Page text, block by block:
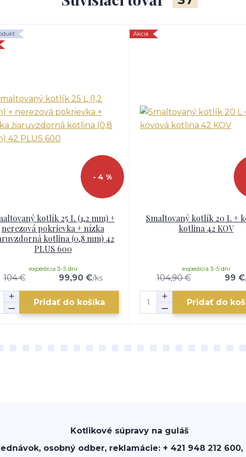
- 4 %
kotlík 25 L (1,2 mm) +
nerezová pokrievka + nízka
kotlina (0,8 mm) 42
PLUS 600
104 € 99,90 €/ks
expedícia 3-5 dní
Pridať do košíka
Akcia
Smaltovaný kotlík 20 L +
kotlina 42 KOV
104,90 € 99 €
expedícia 3-5 dní
Pridať do
Kotlikové súpravy na guláš
osobný odber, reklamácie: + 421 948 212 600,